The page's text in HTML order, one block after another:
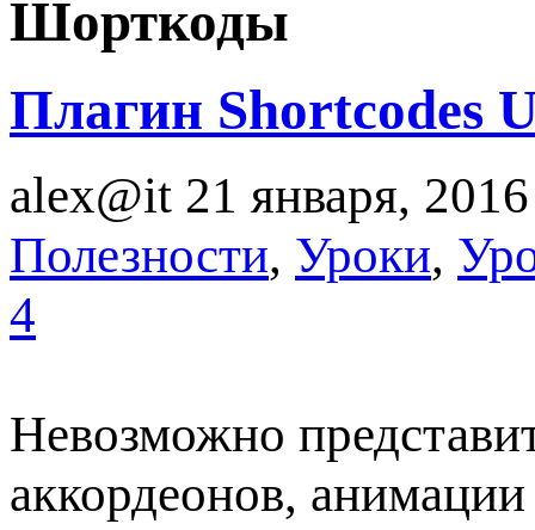
Шорткоды
Плагин Shortcodes
alex@it 21 января, 2016
Полезности, Уроки,
4
Невозможно
аккордеонов,